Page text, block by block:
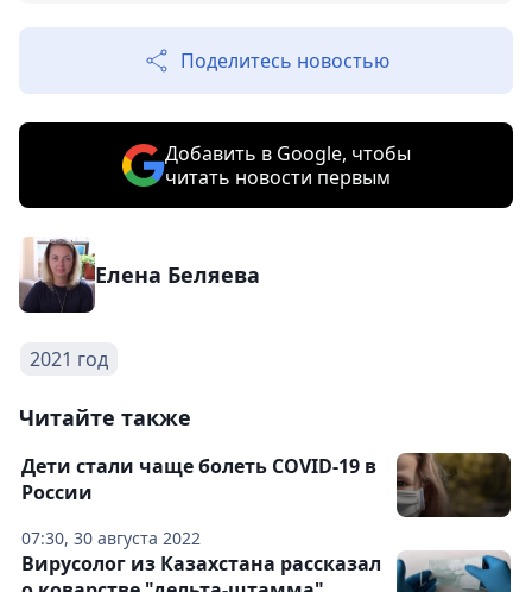
Поделитесь новостью
Добавить в Google, чтобы
читать новости первым
Елена Беляева
2021 год
Читайте также
07:30, 30 августа 2022
Дети стали чаще болеть COVID-19 в
России
Вирусолог из Казахстана рассказал